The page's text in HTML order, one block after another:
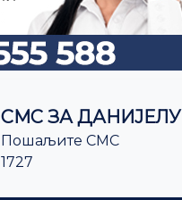
СМС ЗА ДАНИЈЕЛУ
Пошаљите СМС
1727